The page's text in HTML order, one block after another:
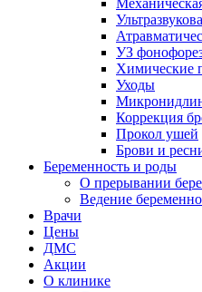
УЗ
Химические
Уходы
Коррекция
Прокол ушей
Брови и
Беременность и роды
О прерывании
Ведение
Врачи
Цены
ДМС
Акции
О клинике